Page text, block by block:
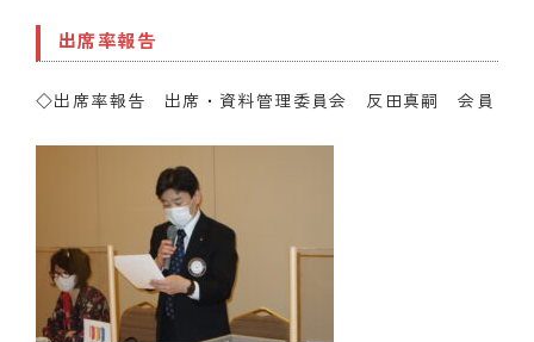
出席率報告
◇出席率報告 出席・資料管理委員会 反田真嗣 会員